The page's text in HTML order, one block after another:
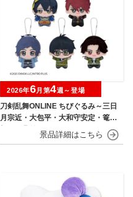
刀剣乱舞ONLINE ちびぐるみ～三日
月宗近・大包平・大和守安定・篭手
切江・豊前江～
2026年6月第4週～登場